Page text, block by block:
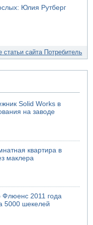
Юлия Рутберг
статьи сайта Потребитель
Solid Works в
на заводе
квартира в
маклера
Флюенс 2011 года
5000 шекелей